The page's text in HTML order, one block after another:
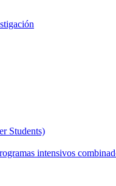
Students)
intensivos